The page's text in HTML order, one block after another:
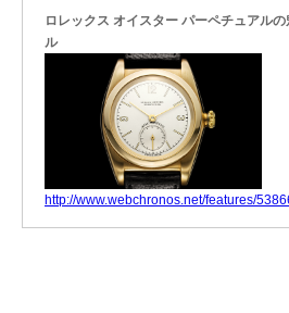
ロレックス オイスター パーペチュアル
ル
http://www.webchronos.net/features/